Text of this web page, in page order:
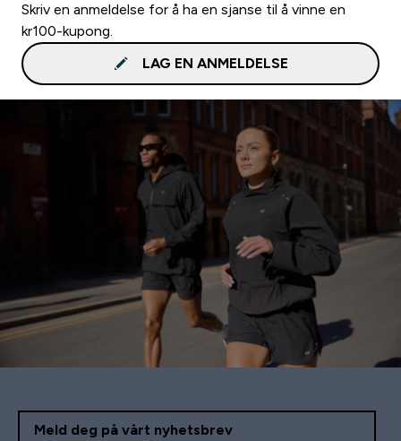
Skriv en anmeldelse for å ha en sjanse til å vinne en
kr100-kupong.
LAG EN ANMELDELSE
Meld deg på vårt nyhetsbrev